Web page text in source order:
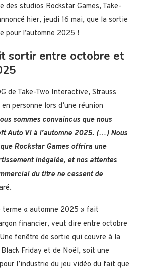
des studios Rockstar Games, Take-
hier, jeudi 16 mai, que la sortie
pour l’automne 2025 !
sortir entre octobre et
de Take-Two Interactive, Strauss
personne lors d’une réunion
sommes convaincus que nous
Auto VI à l’automne 2025. (…) Nous
Rockstar Games offrira une
inégalée, et nos attentes
du titre ne cessent de
« automne 2025 » fait
financier, veut dire entre octobre
fenêtre de sortie qui couvre à la
Friday et de Noël, soit une
l’industrie du jeu vidéo du fait que